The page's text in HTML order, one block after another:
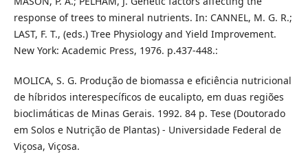
response of trees to mineral nutrients. In: CANNEL, M. G. R.;
LAST, F. T., (eds.) Tree Physiology and Yield Improvement.
New York: Academic Press, 1976. p.437-448.:
MOLICA, S. G. Produção de biomassa e eficiência nutricional
de híbridos interespecíficos de eucalipto, em duas regiões
bioclimáticas de Minas Gerais. 1992. 84 p. Tese (Doutorado
em Solos e Nutrição de Plantas) - Universidade Federal de
Viçosa, Viçosa.